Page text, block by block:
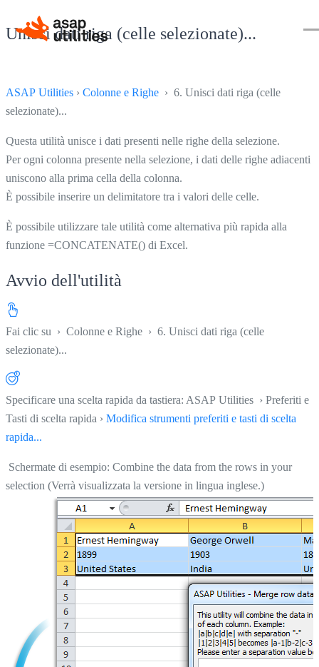
Unisci dati riga (celle selezionate)...
ASAP Utilities › Colonne e Righe › 6. Unisci dati riga (celle
selezionate)...
Questa utilità unisce i dati presenti nelle righe della selezione.
Per ogni colonna presente nella selezione, i dati delle righe adiacenti
uniscono alla prima cella della colonna.
È possibile inserire un delimitatore tra i valori delle celle.
È possibile utilizzare tale utilità come alternativa più rapida alla
funzione =CONCATENATE() di Excel.
Avvio dell'utilità
Fai clic su › Colonne e Righe › 6. Unisci dati riga (celle
selezionate)...
Specificare una scelta rapida da tastiera: ASAP Utilities › Preferiti e
Tasti di scelta rapida › Modifica strumenti preferiti e tasti di scelta
rapida...
Schermate di esempio: Combine the data from the rows in your
selection (Verrà visualizzata la versione in lingua inglese.)